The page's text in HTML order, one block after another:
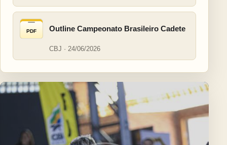
PDF Outline Campeonato Brasileiro Cadete
CBJ · 24/06/2026